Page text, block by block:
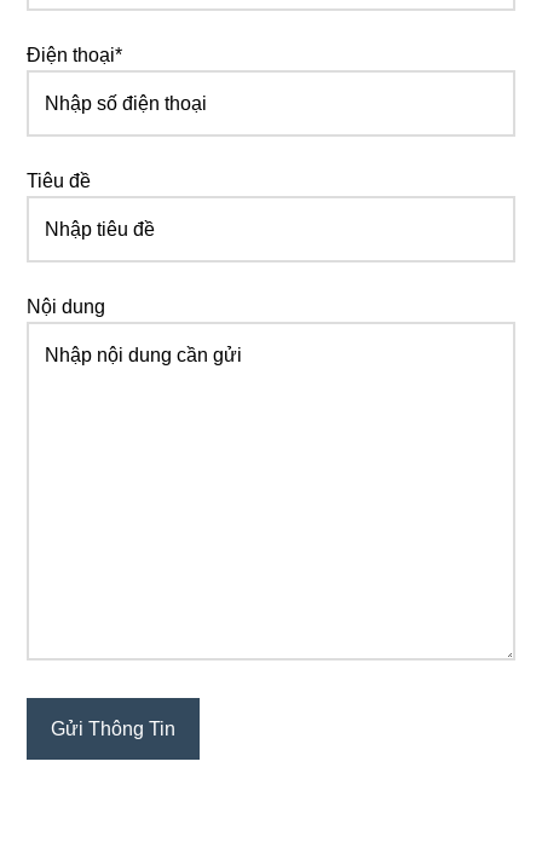
Điện thoại*
Tiêu đề
Nội dung